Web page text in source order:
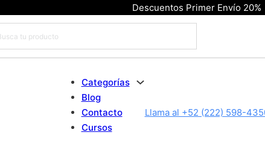
Descuentos Primer Envío 20%
Categorías
Blog
Contacto
Cursos
Llama al +52 (222) 598-